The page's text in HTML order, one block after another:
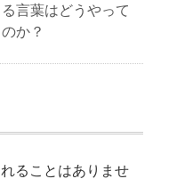
言葉はどうやって
か？
ることはありませ